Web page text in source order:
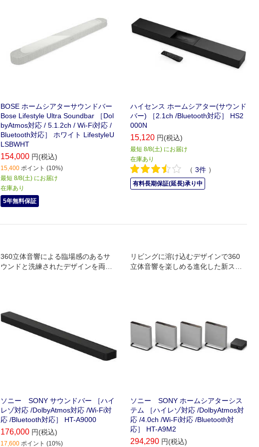
BOSE ホームシアターサウンドバー
Bose Lifestyle Ultra Soundbar ［Dol
byAtmos対応 / 5.1.2ch / Wi-Fi対応 /
Bluetooth対応］ ホワイト LifestyleU
LSBWHT
154,000 円(税込)
15,400 ポイント (10%)
最短 8/8(土) にお届け
在庫あり
5年無料保証
ハイセンス ホームシアター(サウンド
バー) ［2.1ch /Bluetooth対応］ HS2
000N
15,120 円(税込)
最短 8/8(土) にお届け
在庫あり
（ 3件 ）
有料長期保証(延長)承り中
360立体音響による臨場感のあるサ
ウンドと洗練されたデザインを両立
ソニー SONY サウンドバー ［ハイ
レゾ対応 /DolbyAtmos対応 /Wi-Fi対
応 /Bluetooth対応］ HT-A9000
176,000 円(税込)
17,600 ポイント (10%)
リビングに溶け込むデザインで360
立体音響を楽しめる進化した新スタ
ソニー SONY ホームシアターシス
テム ［ハイレゾ対応 /DolbyAtmos対
応 /4.0ch /Wi-Fi対応 /Bluetooth対
応］ HT-A9M2
294,290 円(税込)